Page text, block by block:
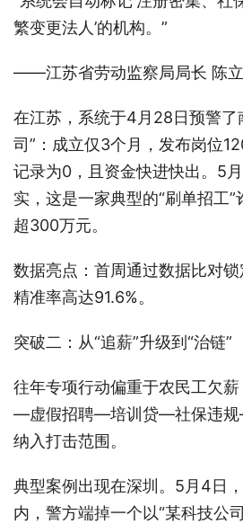
繁变更法人’的机构。”
——江苏省劳动监察局局长 陈
在江苏，系统于4月28日预警了
司”：成立仅3个月，发布岗位
记录为0，且资金快进快出。5
实，这是一家典型的“刷单招工
超300万元。
数据亮点：首周通过数据比对
精准率高达91.6%。
突破二：从“追薪”升级到“治链”
往年专项行动偏重于农民工欠
—虚假招聘—培训贷—社保违规
纳入打击范围。
典型案例出现在深圳。5月4日
内，警方端掉一个以“某科技公